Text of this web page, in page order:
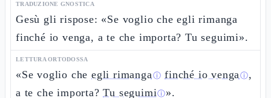
TRADUZIONE GNOSTICA
Gesù gli rispose: «Se voglio che egli rimanga
finché io venga, a te che importa? Tu seguimi».
LETTURA ORTODOSSA
«Se voglio cheegli rimangaⓘ finché io vengaⓘ,
a te che importa?Tu seguimiⓘ».